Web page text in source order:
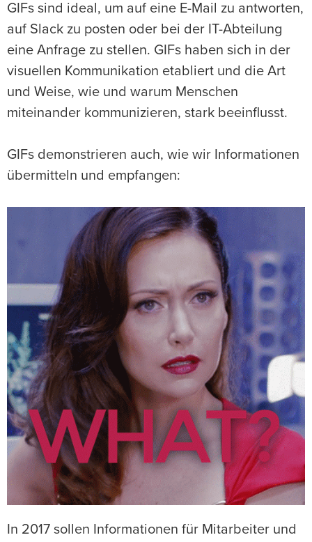
GIFs sind ideal, um auf eine E-Mail zu antworten,
auf Slack zu posten oder bei der IT-Abteilung
eine Anfrage zu stellen. GIFs haben sich in der
visuellen Kommunikation etabliert und die Art
und Weise, wie und warum Menschen
miteinander kommunizieren, stark beeinflusst.
GIFs demonstrieren auch, wie wir Informationen
übermitteln und empfangen:
In 2017 sollen Informationen für Mitarbeiter und